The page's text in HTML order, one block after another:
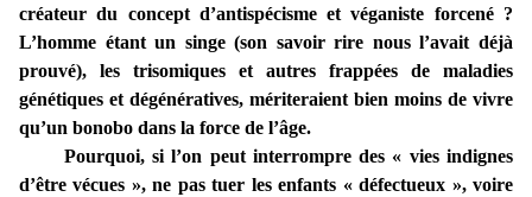
créateur du concept d’antispécisme et véganiste forcené ?
L’homme étant un singe (son savoir rire nous l’avait déjà
prouvé), les trisomiques et autres frappées de maladies
génétiques et dégénératives, mériteraient bien moins de vivre
qu’un bonobo dans la force de l’âge.
Pourquoi, si l’on peut interrompre des « vies indignes
d’être vécues », ne pas tuer les enfants « défectueux », voire